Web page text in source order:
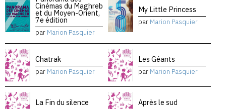
Cinémas du Maghreb
et du Moyen-Orient,
7e édition
par Marion Pasquier
My Little Princess
par Marion Pasquier
Chatrak
par Marion Pasquier
Les Géants
par Marion Pasquier
La Fin du silence Après le sud